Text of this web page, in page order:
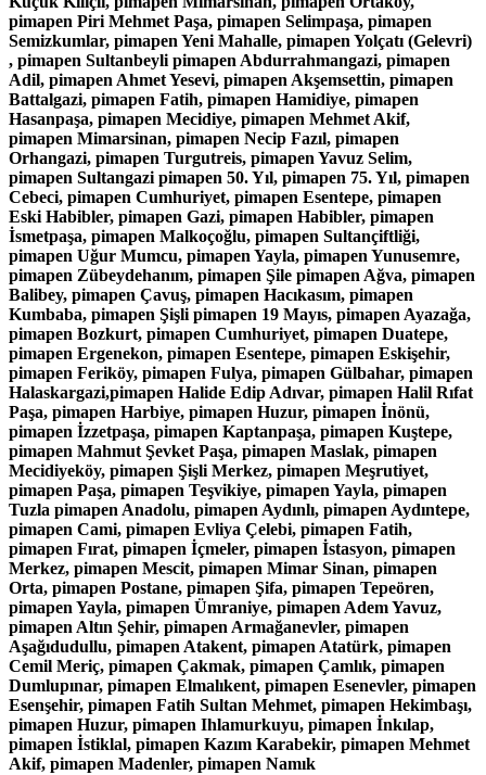
pimapen Piri Mehmet Paşa, pimapen Selimpaşa, pimapen
Semizkumlar, pimapen Yeni Mahalle, pimapen Yolçatı (Gelevri)
, pimapen Sultanbeyli pimapen Abdurrahmangazi, pimapen
Adil, pimapen Ahmet Yesevi, pimapen Akşemsettin, pimapen
Battalgazi, pimapen Fatih, pimapen Hamidiye, pimapen
Hasanpaşa, pimapen Mecidiye, pimapen Mehmet Akif,
pimapen Mimarsinan, pimapen Necip Fazıl, pimapen
Orhangazi, pimapen Turgutreis, pimapen Yavuz Selim,
pimapen Sultangazi pimapen 50. Yıl, pimapen 75. Yıl, pimapen
Cebeci, pimapen Cumhuriyet, pimapen Esentepe, pimapen
Eski Habibler, pimapen Gazi, pimapen Habibler, pimapen
İsmetpaşa, pimapen Malkoçoğlu, pimapen Sultançiftliği,
pimapen Uğur Mumcu, pimapen Yayla, pimapen Yunusemre,
pimapen Zübeydehanım, pimapen Şile pimapen Ağva, pimapen
Balibey, pimapen Çavuş, pimapen Hacıkasım, pimapen
Kumbaba, pimapen Şişli pimapen 19 Mayıs, pimapen Ayazağa,
pimapen Bozkurt, pimapen Cumhuriyet, pimapen Duatepe,
pimapen Ergenekon, pimapen Esentepe, pimapen Eskişehir,
pimapen Feriköy, pimapen Fulya, pimapen Gülbahar, pimapen
Halaskargazi,pimapen Halide Edip Adıvar, pimapen Halil Rıfat
Paşa, pimapen Harbiye, pimapen Huzur, pimapen İnönü,
pimapen İzzetpaşa, pimapen Kaptanpaşa, pimapen Kuştepe,
pimapen Mahmut Şevket Paşa, pimapen Maslak, pimapen
Mecidiyeköy, pimapen Şişli Merkez, pimapen Meşrutiyet,
pimapen Paşa, pimapen Teşvikiye, pimapen Yayla, pimapen
Tuzla pimapen Anadolu, pimapen Aydınlı, pimapen Aydıntepe,
pimapen Cami, pimapen Evliya Çelebi, pimapen Fatih,
pimapen Fırat, pimapen İçmeler, pimapen İstasyon, pimapen
Merkez, pimapen Mescit, pimapen Mimar Sinan, pimapen
Orta, pimapen Postane, pimapen Şifa, pimapen Tepeören,
pimapen Yayla, pimapen Ümraniye, pimapen Adem Yavuz,
pimapen Altın Şehir, pimapen Armağanevler, pimapen
Aşağıdudullu, pimapen Atakent, pimapen Atatürk, pimapen
Cemil Meriç, pimapen Çakmak, pimapen Çamlık, pimapen
Dumlupınar, pimapen Elmalıkent, pimapen Esenevler, pimapen
Esenşehir, pimapen Fatih Sultan Mehmet, pimapen Hekimbaşı,
pimapen Huzur, pimapen Ihlamurkuyu, pimapen İnkılap,
pimapen İstiklal, pimapen Kazım Karabekir, pimapen Mehmet
Akif, pimapen Madenler, pimapen Namık